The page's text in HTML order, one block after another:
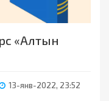
«Алтын
13-янв-2022, 23:52